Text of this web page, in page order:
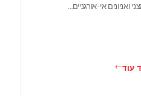
ואניונים אי-אורגניים…
עוד